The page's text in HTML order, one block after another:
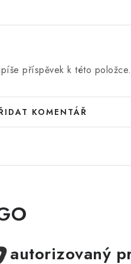
příspěvek k této položce.
KOMENTÁŘ
autorizovaný